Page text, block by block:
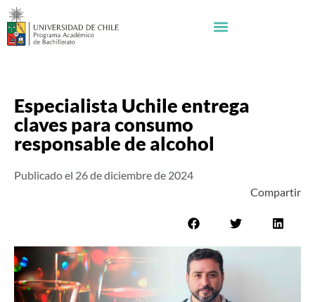
Especialista Uchile entrega
claves para consumo
responsable de alcohol
Publicado el 26 de diciembre de 2024
Compartir